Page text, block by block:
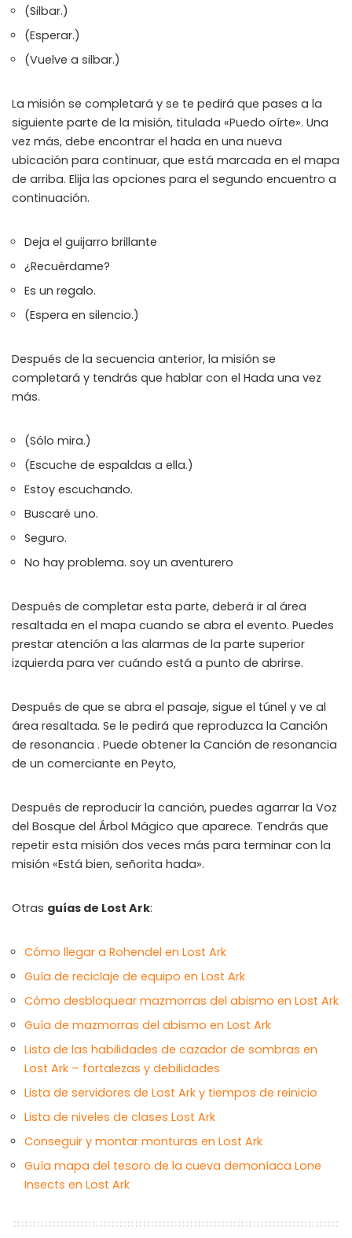
(Silbar.)
(Esperar.)
(Vuelve a silbar.)
La misión se completará y se te pedirá que pases a la
siguiente parte de la misión, titulada «Puedo oírte». Una
vez más, debe encontrar el hada en una nueva
ubicación para continuar, que está marcada en el mapa
de arriba. Elija las opciones para el segundo encuentro a
continuación.
Deja el guijarro brillante
¿Recuérdame?
Es un regalo.
(Espera en silencio.)
Después de la secuencia anterior, la misión se
completará y tendrás que hablar con el Hada una vez
más.
(Sólo mira.)
(Escuche de espaldas a ella.)
Estoy escuchando.
Buscaré uno.
Seguro.
No hay problema. soy un aventurero
Después de completar esta parte, deberá ir al área
resaltada en el mapa cuando se abra el evento. Puedes
prestar atención a las alarmas de la parte superior
izquierda para ver cuándo está a punto de abrirse.
Después de que se abra el pasaje, sigue el túnel y ve al
área resaltada. Se le pedirá que reproduzca la Canción
de resonancia . Puede obtener la Canción de resonancia
de un comerciante en Peyto,
Después de reproducir la canción, puedes agarrar la Voz
del Bosque del Árbol Mágico que aparece. Tendrás que
repetir esta misión dos veces más para terminar con la
misión «Está bien, señorita hada».
Otras guías de Lost Ark:
Cómo llegar a Rohendel en Lost Ark
Guía de reciclaje de equipo en Lost Ark
Cómo desbloquear mazmorras del abismo en Lost Ark
Guía de mazmorras del abismo en Lost Ark
Lista de las habilidades de cazador de sombras en
Lost Ark – fortalezas y debilidades
Lista de servidores de Lost Ark y tiempos de reinicio
Lista de niveles de clases Lost Ark
Conseguir y montar monturas en Lost Ark
Guía mapa del tesoro de la cueva demoníaca Lone
Insects en Lost Ark